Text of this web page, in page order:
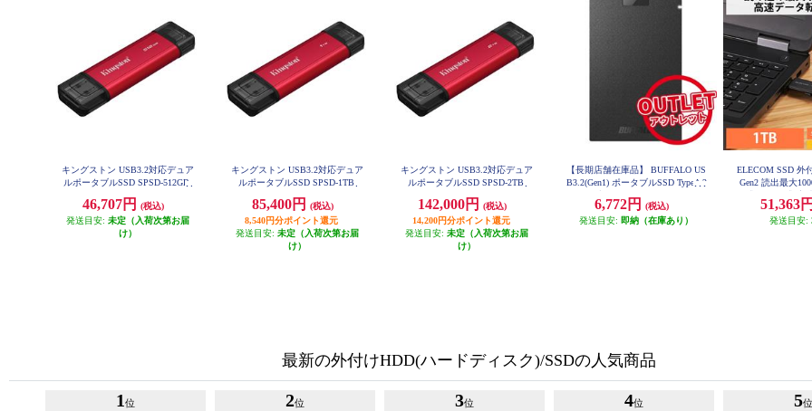
キングストン USB3.2対応デュア
ルポータブルSSD SPSD-512GB
46,707円
(税込)
発送目安: 未定（入荷次第お届
け）
キングストン USB3.2対応デュア
ルポータブルSSD SPSD-1TB
85,400円
(税込)
8,540円分ポイント還元
発送目安: 未定（入荷次第お届
け）
キングストン USB3.2対応デュア
ルポータブルSSD SPSD-2TB
142,000円
(税込)
14,200円分ポイント還元
発送目安: 未定（入荷次第お届
け）
【長期店舗在庫品】 BUFFALO US
B3.2(Gen1) ポータブルSSD TypeA 2
6,772円
(税込)
発送目安: 即納（在庫あり）
ELECOM SSD 外
Gen2 読出最大
軽量 ブラック
51,363円
発送目安:
最新の外付けHDD(ハードディスク)/SSDの人気商品
1 位 2位 3位 4位 5位